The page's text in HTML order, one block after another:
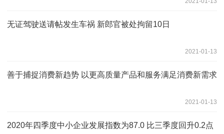
无证驾驶送请帖发生车祸 新郎官被处拘留10日
2021-01-13
善于捕捉消费新趋势 以更高质量产品和服务满足消费新需求
2021-01-13
2020年四季度中小企业发展指数为87.0 比三季度回升0.2点